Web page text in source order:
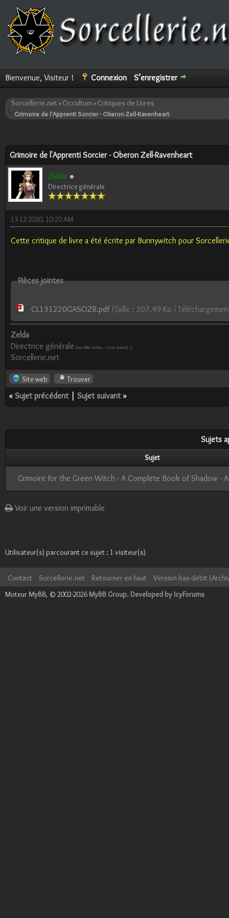
Bienvenue, Visiteur ! Connexion S’enregistrer
Sorcellerie.net › Occultum › Critiques de Livres
Grimoire de l'Apprenti Sorcier - Oberon Zell-Ravenheart
Grimoire de l'Apprenti Sorcier - Oberon Zell-Ravenheart
Zelda
Directrice générale
13-12-2020, 10:20 AM
Cette critique de livre a été écrite par Bunnywitch pour
Pièces jointes
CL131220GASOZR.pdf(Taille : 307.49 Ko /
Zelda
Directrice générale (ou folle à lier... c'est pareil...)
Sorcellerie.net
Site web Trouver
« Sujet précédent| Sujet suivant»
Sujets
Sujet
Grimoire for the Green Witch - A Complete Book of Shadow -
Voir une version imprimable
Utilisateur(s) parcourant ce sujet : 1 visiteur(s)
Contact Sorcellerie.net Retourner en haut
Version bas-débit
Moteur MyBB, © 2002-2026 MyBB Group. Developed by IcyForums